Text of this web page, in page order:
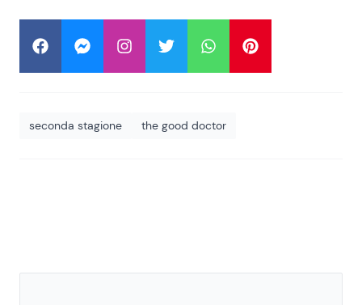
seconda stagione the good doctor